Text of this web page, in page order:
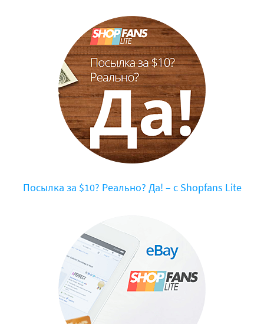
Посылка за $10? Реально? Да! – с Shopfans Lite